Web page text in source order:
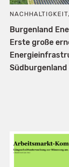
NACHHALTIGKEIT,
Burgenland
Erste große
Südburgenland